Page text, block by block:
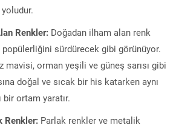
Renkler: Doğadan ilham alan renk
popülerliğini sürdürecek gibi görünüyor.
mavisi, orman yeşili ve güneş sarısı gibi
doğal ve sıcak bir his katarken aynı
bir ortam yaratır.
Renkler: Parlak renkler ve metalik